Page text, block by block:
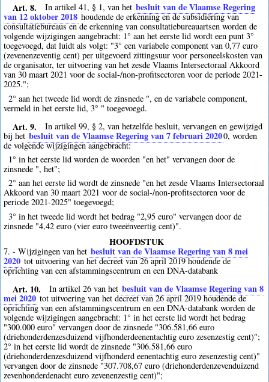
Art. 8. In artikel 41, § 1, van het besluit van de Vlaamse Regering
van 12 oktober 2018 houdende de erkenning en de subsidiëring van
consultatiebureaus en de erkenning van consultatiebureauartsen worden de
volgende wijzigingen aangebracht: 1° aan het eerste lid wordt een punt 3°
toegevoegd, dat luidt als volgt: "3° een variabele component van 0,77 euro
(zevenenzeventig cent) per uitgevoerd zittingsuur voor personeelskosten van
de organisator, ter uitvoering van het zesde Vlaams Intersectoraal Akkoord
van 30 maart 2021 voor de social-/non-profitsectoren voor de periode 2021-
2025.";
2° aan het tweede lid wordt de zinsnede ", en de variabele component,
vermeld in het eerste lid, 3° " toegevoegd.
Art. 9.
In artikel 99, § 2, van hetzelfde besluit, vervangen en gewijzigd
bij het besluit van de Vlaamse Regering van 7 februari 20200, worden
de volgende wijzigingen aangebracht:
1° in het eerste lid worden de woorden "en het" vervangen door de
zinsnede ", het";
2° aan het eerste lid wordt de zinsnede "en het zesde Vlaams Intersectoraal
Akkoord van 30 maart 2021 voor de social-/non-profitsectoren voor de
periode 2021-2025" toegevoegd;
3° in het tweede lid wordt het bedrag "2,95 euro" vervangen door de
zinsnede "4,42 euro (vier euro tweeënveertig cent)".
HOOFDSTUK
7. - Wijzigingen van het besluit van de Vlaamse Regering van 8 mei
2020 tot uitvoering van het decreet van 26 april 2019 houdende de
oprichting van een afstammingscentrum en een DNA-databank
Art. 10. In artikel 26 van het besluit van de Vlaamse Regering van 8
mei 2020 tot uitvoering van het decreet van 26 april 2019 houdende de
oprichting van een afstammingscentrum en een DNA-databank worden de
volgende wijzigingen aangebracht: 1° in het eerste lid wordt het bedrag
"300.000 euro" vervangen door de zinsnede "306.581,66 euro
(driehonderdenzesduizend vijfhonderdeenentachtig euro zesenzestig cent)";
2° in het eerste lid wordt de zinsnede "306.581,66 euro
(driehonderdenzesduizend vijfhonderd eenentachtig euro zesenzestig cent)"
vervangen door de zinsnede "307.708,67 euro (driehonderdenzevenduizend
zevenhonderdenacht euro zevenenzestig cent)";